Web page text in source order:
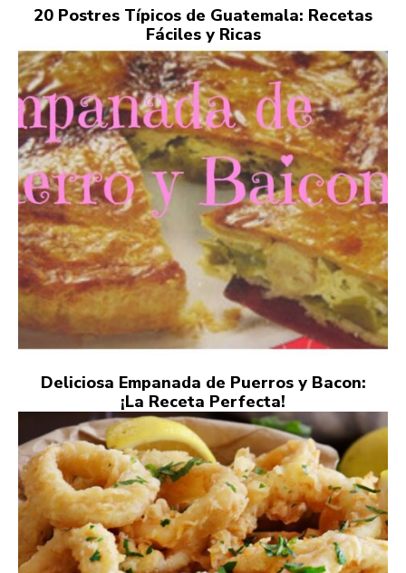
20 Postres Típicos de Guatemala: Recetas
Fáciles y Ricas
Deliciosa Empanada de Puerros y Bacon:
¡La Receta Perfecta!